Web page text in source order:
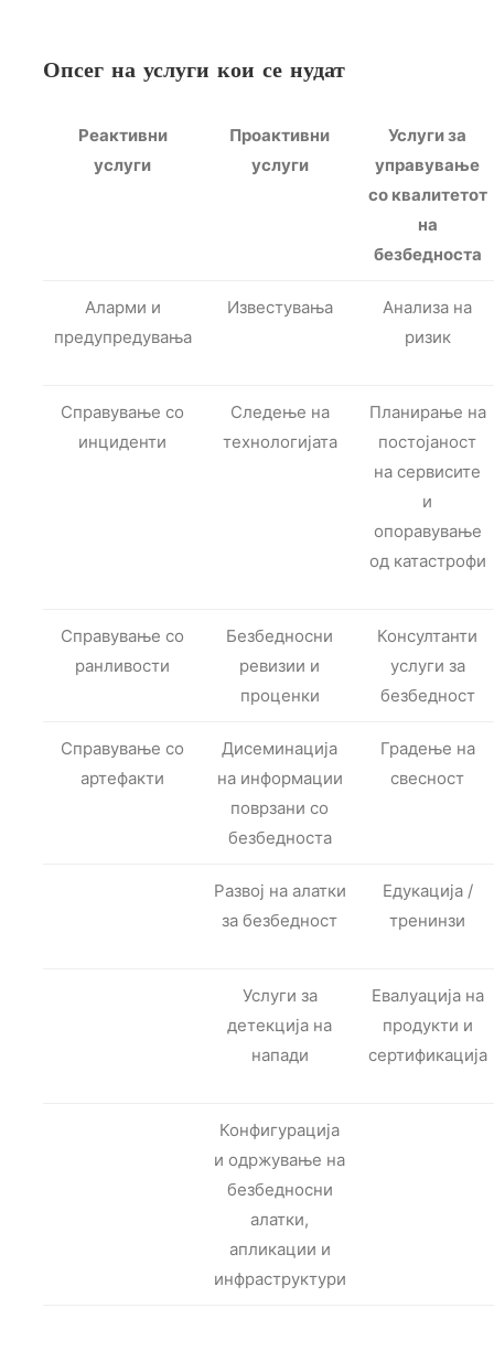
Опсег на услуги кои се нудат
Реактивни
услуги
Проактивни
услуги
Услуги за
управување
со квалитетот
на
безбедноста
Аларми и
предупредувања
Известувања
Анализа на
ризик
Справување со
инциденти
Следење на
технологијата
Планирање на
постојаност
на сервисите
и
опоравување
од катастрофи
Справување со
ранливости
Безбедносни
ревизии и
проценки
Консултанти
услуги за
безбедност
Справување со
артефакти
Дисеминација
на информации
поврзани со
безбедноста
Градење на
свесност
Развој на алатки
за безбедност
Едукација /
тренинзи
Услуги за
детекција на
напади
Евалуација на
продукти и
сертификација
Конфигурација
и одржување на
безбедносни
алатки,
апликации и
инфраструктури